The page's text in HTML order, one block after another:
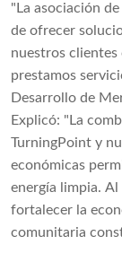
"La asociación
de ofrecer
nuestros clientes
prestamos
Desarrollo de
Explicó: "La
TurningPoint y
económicas
energía limpia.
fortalecer la
comunitaria